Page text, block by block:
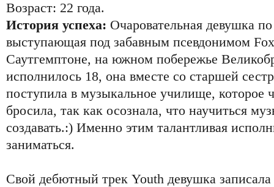
Возраст: 22 года.
История успеха: Очаровательная девушка
выступающая под забавным псевдонимом
Саутгемптоне, на южном побережье
исполнилось 18, она вместе со старшей
поступила в музыкальное училище, которое
бросила, так как осознала, что научиться
создавать.:) Именно этим талантливая
заниматься.
Свой дебютный трек Youth девушка записала